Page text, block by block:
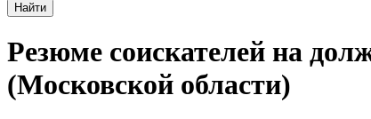
Найти
Резюме соискателей на
(Московской области)